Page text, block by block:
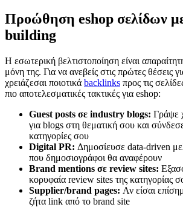
Προώθηση eshop σελίδων
building
Η εσωτερική βελτιστοποίηση είναι
μόνη της. Για να ανεβείς στις πρώτες θέσεις
χρειάζεσαι ποιοτικά backlinks προς τις
πιο αποτελεσματικές τακτικές για eshop:
Guest posts σε industry blogs: Γράψε
για blogs στη θεματική σου και
κατηγορίες σου
Digital PR: Δημοσίευσε data-driven
που δημοσιογράφοι θα αναφέρουν
Brand mentions σε review sites:
κορυφαία review sites της κατηγορίας
Supplier/brand pages: Αν είσαι
ζήτα link από το brand site